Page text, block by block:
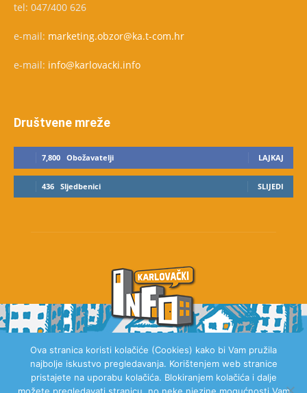
tel: 047/400 626
e-mail: marketing.obzor@ka.t-com.hr
e-mail: info@karlovacki.info
Društvene mreže
7,800 Obožavatelji LAJKAJ
436 Sljedbenici SLIJEDI
O NAMA
Ova stranica koristi kolačiće (Cookies) kako bi Vam pružila
najbolje iskustvo pregledavanja. Korištenjem web stranice
pristajete na uporabu kolačića. Blokiranjem kolačića i dalje